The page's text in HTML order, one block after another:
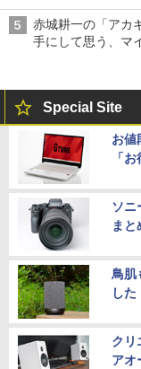
赤城耕一の「アカ
手にして思う、マ
Special Site
お値
「
ソニ
まと
鳥肌
した
クリ
アオ